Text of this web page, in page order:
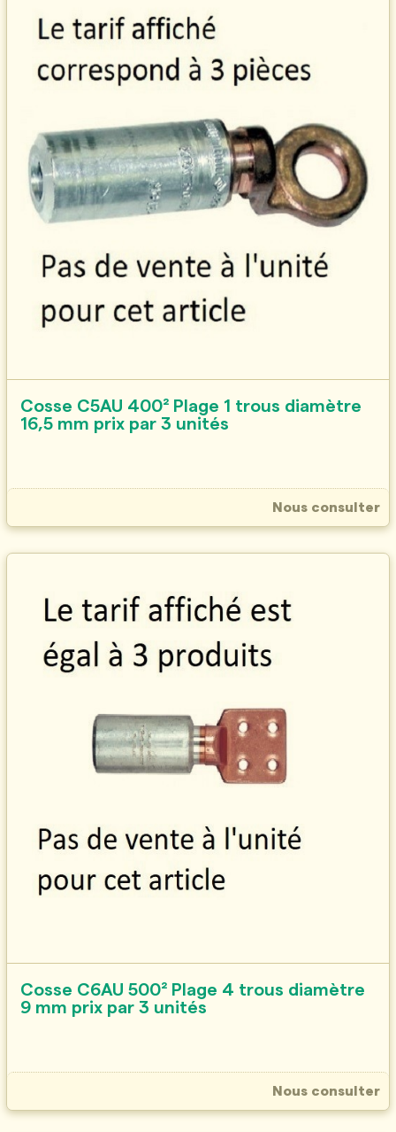
Cosse C5AU 400² Plage 1 trous diamètre
16,5 mm prix par 3 unités
Nous consulter
Cosse C6AU 500² Plage 4 trous diamètre
9 mm prix par 3 unités
Nous consulter